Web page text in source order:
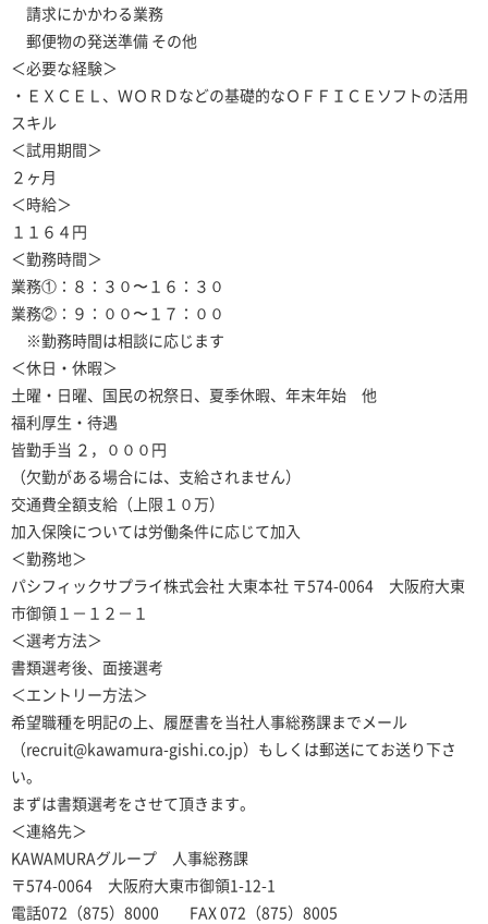
請求にかかわる業務
郵便物の発送準備 その他
＜必要な経験＞
・ＥＸＣＥＬ、ＷＯＲＤなどの基礎的なＯＦＦＩＣＥソフトの活用
スキル
＜試用期間＞
２ヶ月
＜時給＞
１１６４円
＜勤務時間＞
業務①：８：３０〜１６：３０
業務②：９：００〜１７：００
※勤務時間は相談に応じます
＜休日・休暇＞
土曜・日曜、国民の祝祭日、夏季休暇、年末年始 他
福利厚生・待遇
皆勤手当 ２，０００円
（欠勤がある場合には、支給されません）
交通費全額支給（上限１０万）
加入保険については労働条件に応じて加入
＜勤務地＞
パシフィックサプライ株式会社 大東本社 〒574-0064 大阪府大東
市御領１－１２－１
＜選考方法＞
書類選考後、面接選考
＜エントリー方法＞
希望職種を明記の上、履歴書を当社人事総務課までメール
（recruit@kawamura-gishi.co.jp）もしくは郵送にてお送り下さ
い。
まずは書類選考をさせて頂きます。
＜連絡先＞
KAWAMURAグループ 人事総務課
〒574-0064 大阪府大東市御領1-12-1
電話072（875）8000 FAX 072（875）8005